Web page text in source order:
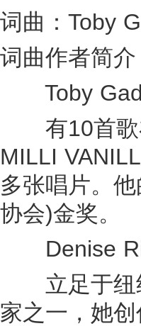
词曲：Toby
词曲作者简介
Toby Gad
有10首歌
MILLI
多张唱片。
协会)金奖。
Denise
立足于纽约
家之一，她